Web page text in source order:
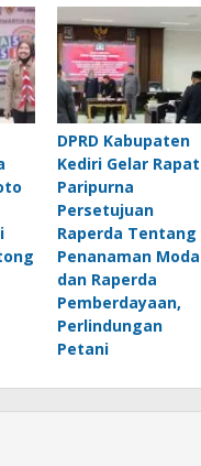
DPRD Kabupaten
Kediri Gelar Rapat
Paripurna
Persetujuan
Raperda Tentang
Penanaman
dan Raperda
Pemberdayaan,
Perlindungan
Petani